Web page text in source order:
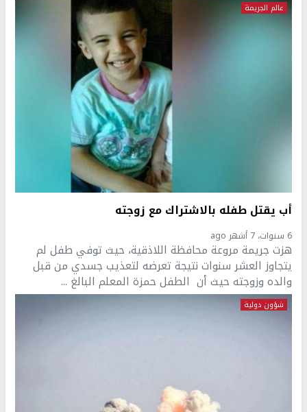
عالم الجريمة
أب يقتل طفله بالاشتراك مع زوجته
6 سنوات، 7 أشهر ago
هزت جريمة مروعة محافظة اللاذقية، حيث توفي طفل لم
يتجاوز العشر سنوات نتيجة تعرضه لتعذيب جسدي من قبل
والده وزوجته حيث أن الطفل حمزة المعلم البالغ ...
شؤون دولية